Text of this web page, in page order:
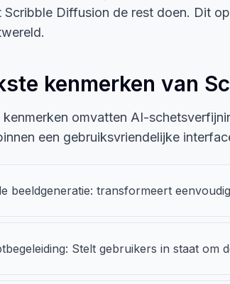
Scribble Diffusion de rest doen. Dit
kenmerken van
kenmerken omvatten AI-
een gebruiksvriendelijke
beeldgeneratie: transformeert
Stelt gebruikers in staat